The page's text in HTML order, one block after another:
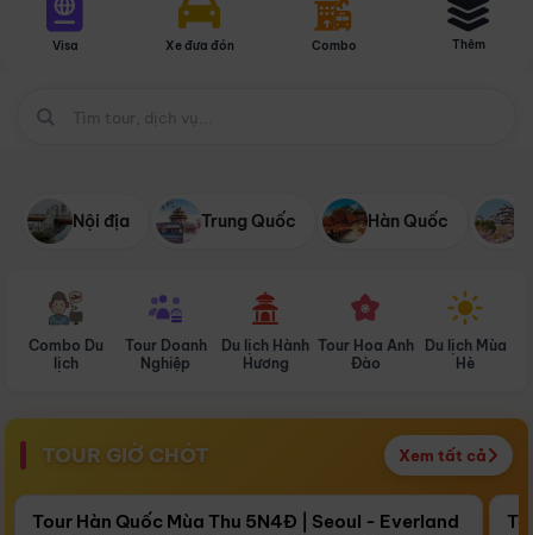
Visa Xe đưa đón Combo Thêm
Nội địa Trung Quốc Hàn Quốc
Combo Du
lịch
Tour Doanh
Nghiệp
Du lịch Hành
Hương
Tour Hoa Anh
Đào
Du lịch Mùa
Hè
TOUR GIỜ CHÓT Xem tất cả
Còn17 ngày 04:46:29
Điểm nổi bật
Tour Hàn Quốc Mùa Thu 5N4Đ | Seoul - Everland